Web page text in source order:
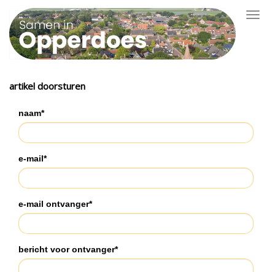
artikel doorsturen
naam*
e-mail*
e-mail ontvanger*
bericht voor ontvanger*